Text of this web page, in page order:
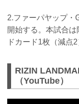
2.ファーパヤップ・
開始する。本試合
ドカード1枚（減点2
RIZIN
（YouTube）